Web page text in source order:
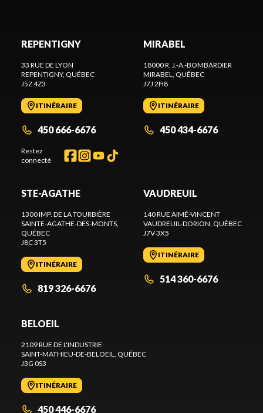
REPENTIGNY
33 RUE DE LYON
REPENTIGNY, QUÉBEC
J5Z 4Z3
ITINÉRAIRE
450 666-6676
Restez
connecté
MIRABEL
18000 R. J.-A.-BOMBARDIER
MIRABEL, QUÉBEC
J7J 2H8
ITINÉRAIRE
450 434-6676
STE-AGATHE
1300 IMP. DE LA TOURBIÈRE
SAINTE-AGATHE-DES-MONTS,
QUÉBEC
J8C 3T5
ITINÉRAIRE
819 326-6676
VAUDREUIL
140 RUE AIMÉ-VINCENT
VAUDREUIL-DORION, QUÉBEC
J7V 3X5
ITINÉRAIRE
514 360-6676
BELOEIL
2109 RUE DE L'INDUSTRIE
SAINT-MATHIEU-DE-BELOEIL, QUÉBEC
J3G 0S3
ITINÉRAIRE
450 446-6676